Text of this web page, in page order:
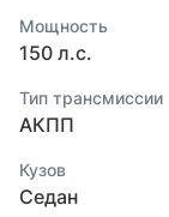
Мощность
150 л.с.
Тип трансмиссии
АКПП
Кузов
Седан